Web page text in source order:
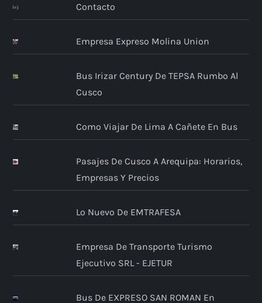
Contacto
Empresa Expreso Molina Union
Bus Irizar Century De TEPSA Rumbo Al
Cusco
Como Viajar De Lima A Cañete En Bus
Pasajes De Cusco A Arequipa: Horarios,
Empresas Y Precios
Lo Nuevo De EMTRAFESA
Empresa De Transporte Turismo
Ejecutivo SRL - EJETUR
Bus De EXPRESO SAN ROMAN En